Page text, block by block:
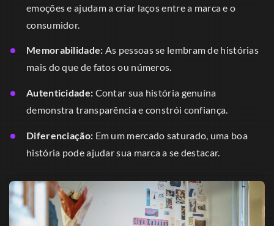
emoções e ajudam a criar laços entre a marca e o
consumidor.
Memorabilidade: As pessoas se lembram de histórias
mais do que de fatos ou números.
Autenticidade: Contar sua história genuína
demonstra transparência e constrói confiança.
Diferenciação: Em um mercado saturado, uma boa
história pode ajudar sua marca a se destacar.